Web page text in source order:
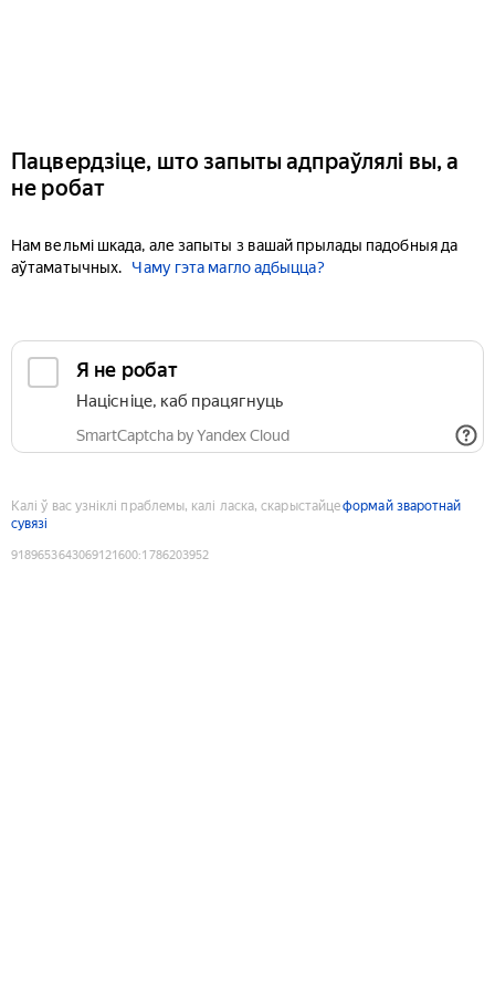
Пацвердзіце, што запыты адпраўлялі вы, а
не робат
Нам вельмі шкада, але запыты з вашай прылады падобныя да
аўтаматычных.
Чаму гэта магло адбыцца?
Я не робат
Націсніце, каб працягнуць
SmartCaptcha by Yandex Cloud
Калі ў вас узніклі праблемы, калі ласка, скарыстайцеформай зваротнай
сувязі
9189653643069121600:1786203952